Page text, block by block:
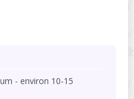
- environ 10-15